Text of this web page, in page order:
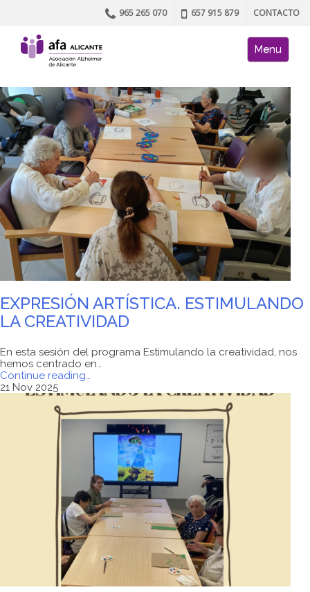
965 265 070 657 915 879 CONTACTO
AFA site
Skip to content
Menu
EXPRESIÓN ARTÍSTICA. ESTIMULANDO
LA CREATIVIDAD
En esta sesión del programa Estimulando la creatividad, nos
hemos centrado en…
Continue reading
ESTIMULANDO
LA
CREATIVIDAD"
…
21 Nov 2025